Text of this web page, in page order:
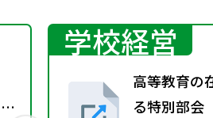
学校経営
高等教育の
る特別部会